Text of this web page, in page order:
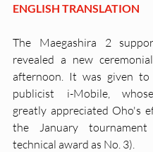
ENGLISH TRANSLATION
The Maegashira 2
revealed a new
afternoon. It was given
publicist i-Mobile,
greatly appreciated Oho's
the January
technical award as No. 3).